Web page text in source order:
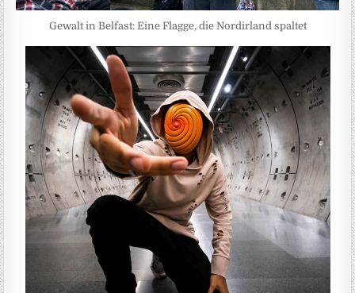
Gewalt in Belfast: Eine Flagge, die Nordirland spaltet